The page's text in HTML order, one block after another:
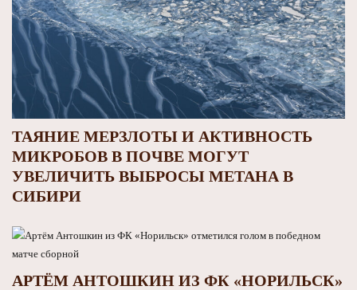
ТАЯНИЕ МЕРЗЛОТЫ И АКТИВНОСТЬ
МИКРОБОВ В ПОЧВЕ МОГУТ
УВЕЛИЧИТЬ ВЫБРОСЫ МЕТАНА В
СИБИРИ
АРТЁМ АНТОШКИН ИЗ ФК «НОРИЛЬСК»